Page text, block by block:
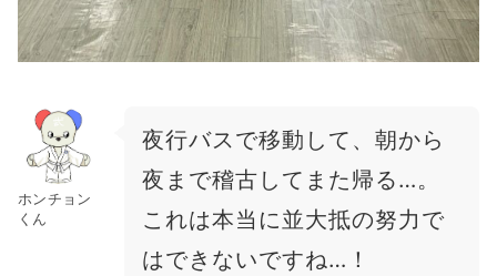
ホンチョン
くん
夜行バスで移動して、朝から
夜まで稽古してまた帰る…。
これは本当に並大抵の努力で
はできないですね…！